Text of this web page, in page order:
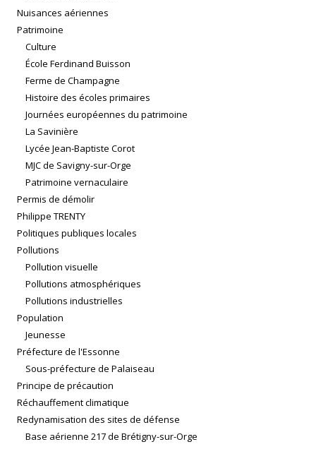
Nuisances aériennes
Patrimoine
Culture
École Ferdinand Buisson
Ferme de Champagne
Histoire des écoles primaires
Journées européennes du patrimoine
La Savinière
Lycée Jean-Baptiste Corot
MJC de Savigny-sur-Orge
Patrimoine vernaculaire
Permis de démolir
Philippe TRENTY
Politiques publiques locales
Pollutions
Pollution visuelle
Pollutions atmosphériques
Pollutions industrielles
Population
Jeunesse
Préfecture de l'Essonne
Sous-préfecture de Palaiseau
Principe de précaution
Réchauffement climatique
Redynamisation des sites de défense
Base aérienne 217 de Brétigny-sur-Orge